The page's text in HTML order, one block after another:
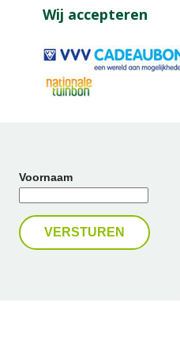
Wij accepteren
Voornaam